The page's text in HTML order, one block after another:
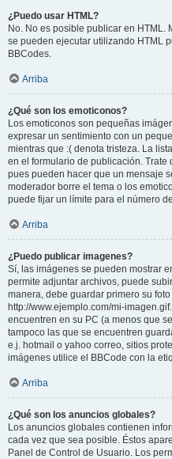
¿Puedo usar HTML?
No. No es posible publicar en HTML.
se pueden ejecutar utilizando HTML
BBCodes.
Arriba
¿Qué son los emoticonos?
Los emoticonos son pequeñas
expresar un sentimiento con un
mientras que :( denota tristeza. La
en el formulario de publicación.
pues pueden hacer que un mensaje
moderador borre el tema o los
puede fijar un límite para el número
Arriba
¿Puedo publicar imagenes?
Sí, las imágenes se pueden mostrar
permite adjuntar archivos, puede
manera, debe guardar primero su
http://www.ejemplo.com/mi-
encuentren en su PC (a menos que
tampoco las que se encuentren
e.j. hotmail o yahoo correo, sitios
imágenes utilice el BBCode con la
Arriba
¿Qué son los anuncios globales?
Los anuncios globales contienen
cada vez que sea posible. Éstos
Panel de Control de Usuario. Los